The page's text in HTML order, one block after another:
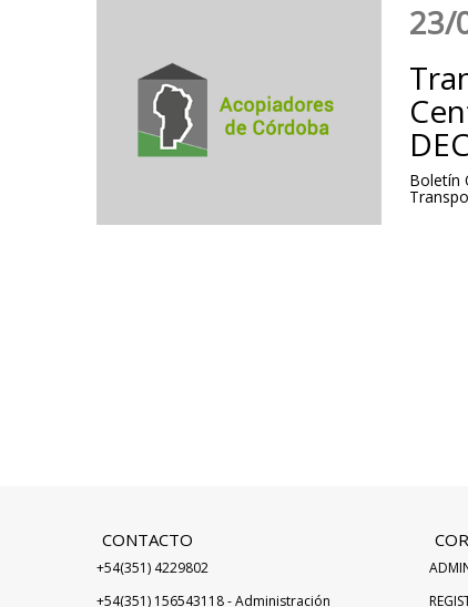
23/
Boletín
CONTACTO
+54(351) 4229802
+54(351) 156543118 - Administración